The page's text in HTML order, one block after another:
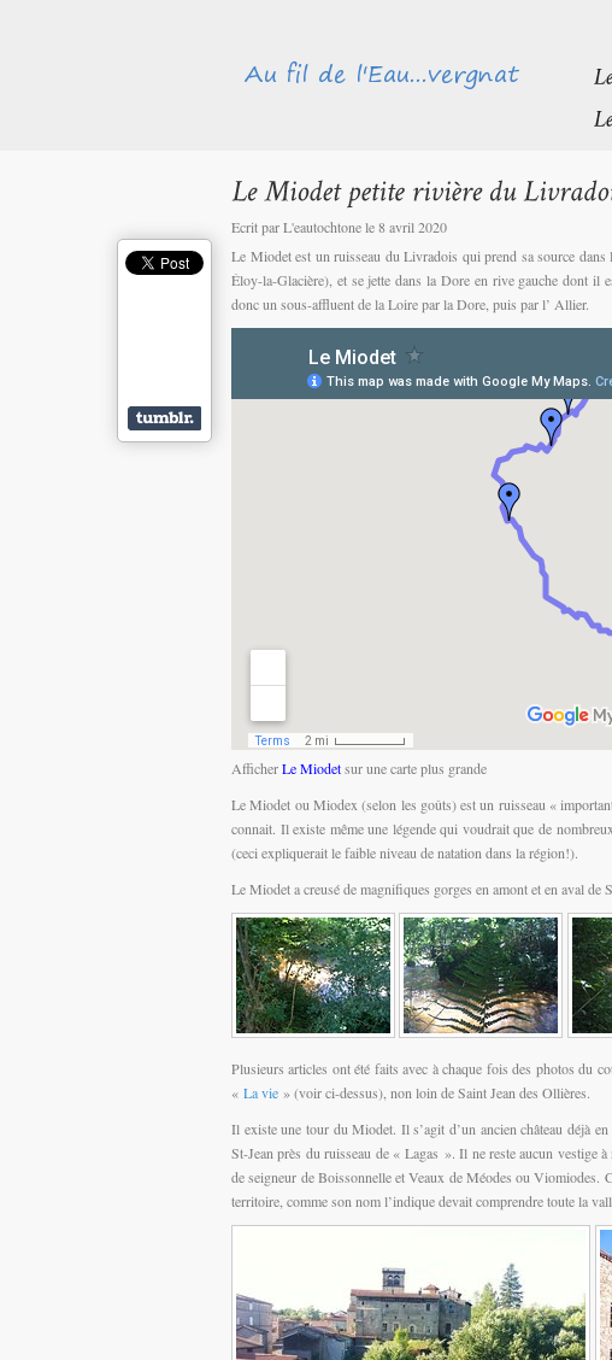
Ecrit par L'eautochtone le 8 avril 2020
Le Miodet est un ruisseau du Livradois qui prend sa source
Éloy-la-Glacière), et se jette dans la Dore en rive gauche dont il
donc un sous-affluent de la Loire par la Dore, puis par l’ Allier.
AfficherLe Miodetsur une carte plus grande
Le Miodet ou Miodex (selon les goûts) est un ruisseau «
connait. Il existe même une légende qui voudrait que de
(ceci expliquerait le faible niveau de natation dans la région!).
Le Miodet a creusé de magnifiques gorges en amont et en aval de
Plusieurs articles ont été faits avec à chaque fois des photos du
« La vie » (voir ci-dessus), non loin de Saint Jean des Ollières.
Il existe une tour du Miodet. Il s’agit d’un ancien château déjà
St-Jean près du ruisseau de « Lagas ». Il ne reste aucun vestige
de seigneur de Boissonnelle et Veaux de Méodes ou Viomiodes.
territoire, comme son nom l’indique devait comprendre toute la